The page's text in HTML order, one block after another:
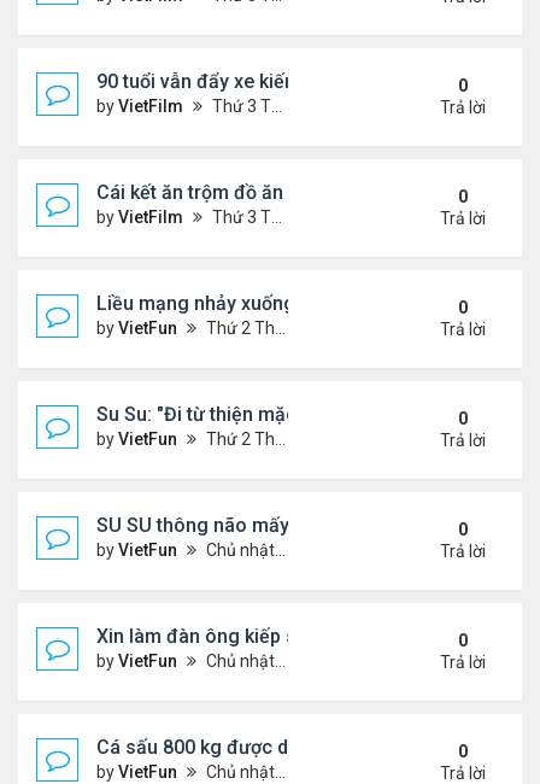
90 tuổi vẫn đẩy xe kiếm tiền nuôi chồng
byVietFilm Thứ 3 Tháng 10 20, 2020 1:32 pm
0
Trả lời
Cái kết ăn trộm đồ ăn của đại bàng
byVietFilm Thứ 3 Tháng 10 20, 2020 1:30 pm
0
Trả lời
Liều mạng nhảy xuống vực
byVietFun Thứ 2 Tháng 10 19, 2020 8:59 pm
0
Trả lời
Su Su: "Đi từ thiện mặc gì kệ người ta"
byVietFun Thứ 2 Tháng 10 19, 2020 8:42 pm
0
Trả lời
SU SU thông não mấy má Cà Khịa Ca Sỹ Thủy
byVietFun Chủ nhật Tháng 10 18, 2020 7:09 pm
0
Trả lời
Xin làm đàn ông kiếp sau
byVietFun Chủ nhật Tháng 10 18, 2020 7:04 pm
0
Trả lời
Cá sấu 800 kg được di chuyển sang nơi mới
byVietFun Chủ nhật Tháng 10 18, 2020 6:52 pm
0
Trả lời